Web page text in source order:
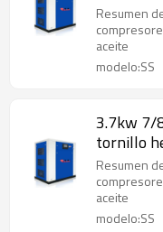
8/9/
Resumen
aceite
modelo:SS
3.7kw 7/
tornillo
8/9/
Resumen
aceite
modelo:SS